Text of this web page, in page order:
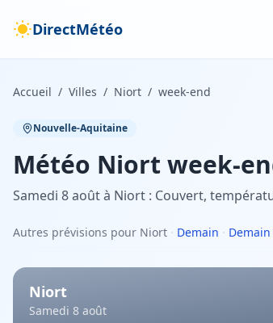
DirectMétéo
Accueil / Villes / Niort / week-end
Nouvelle-Aquitaine
Météo Niort week-
Samedi 8 août à Niort : Couvert,
Autres prévisions pour Niort · Demain ·
Niort
Samedi 8 août